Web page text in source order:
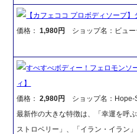
【カフェココ プロボディソープ
価格：1,980円 ショップ名：ビュー
すべすべボディー！フェロモンソ
ィ】
価格：2,980円
ショップ名：Hope-
最新作の大きな特徴は、「幸運を呼
ストロベリー」、「イラン・イラン